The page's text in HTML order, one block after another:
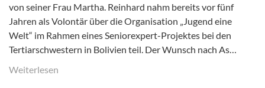
von seiner Frau Martha. Reinhard nahm bereits vor fünf
Jahren als Volontär über die Organisation „Jugend eine
Welt“ im Rahmen eines Seniorexpert-Projektes bei den
Tertiarschwestern in Bolivien teil. Der Wunsch nach As…
Weiterlesen